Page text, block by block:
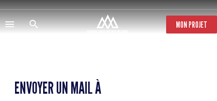
Aller
au
contenu
principal
MON PROJET
ENVOYER UN MAIL À